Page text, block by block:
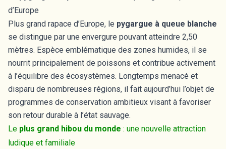
d’Europe
Plus grand rapace d’Europe, le pygargue à queue blanche
se distingue par une envergure pouvant atteindre 2,50
mètres. Espèce emblématique des zones humides, il se
nourrit principalement de poissons et contribue activement
à l’équilibre des écosystèmes. Longtemps menacé et
disparu de nombreuses régions, il fait aujourd’hui l’objet de
programmes de conservation ambitieux visant à favoriser
son retour durable à l’état sauvage.
Le plus grand hibou du monde : une nouvelle attraction
ludique et familiale